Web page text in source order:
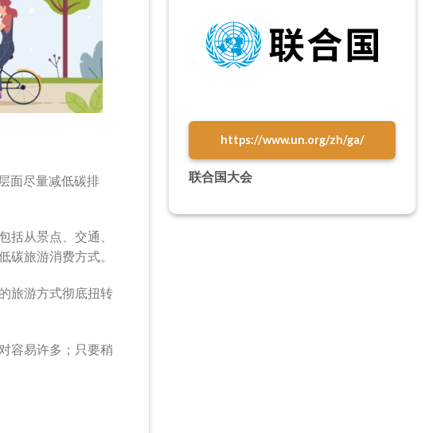
面尽量减低碳排
括从景点、交通、
碳旅游消费方式。
旅游方式彻底扭转
容易许多；只要稍
https://www.un.org/zh/ga/
联合国大会